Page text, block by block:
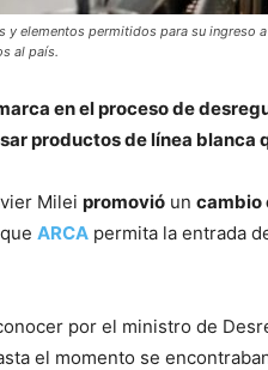
elementos permitidos para su ingreso
al país.
en el proceso de
productos de línea blanca
Milei promovió un cambio
ARCA permita la entrada
por el ministro de
el momento se